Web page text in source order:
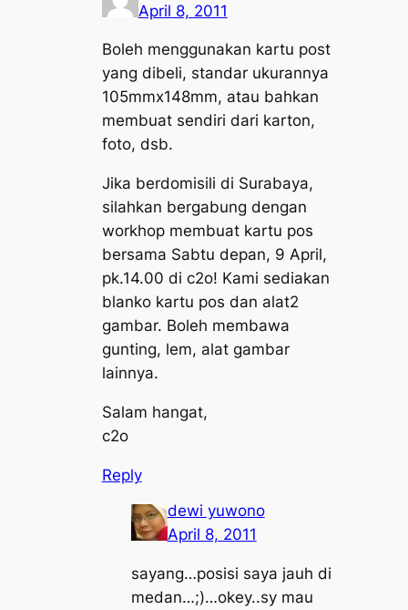
April 8, 2011
Boleh menggunakan kartu post
yang dibeli, standar ukurannya
105mmx148mm, atau bahkan
membuat sendiri dari karton,
foto, dsb.
Jika berdomisili di Surabaya,
silahkan bergabung dengan
workhop membuat kartu pos
bersama Sabtu depan, 9 April,
pk.14.00 di c2o! Kami sediakan
blanko kartu pos dan alat2
gambar. Boleh membawa
gunting, lem, alat gambar
lainnya.
Salam hangat,
c2o
Reply
dewi yuwono
April 8, 2011
sayang…posisi saya jauh di
medan…;)…okey..sy mau